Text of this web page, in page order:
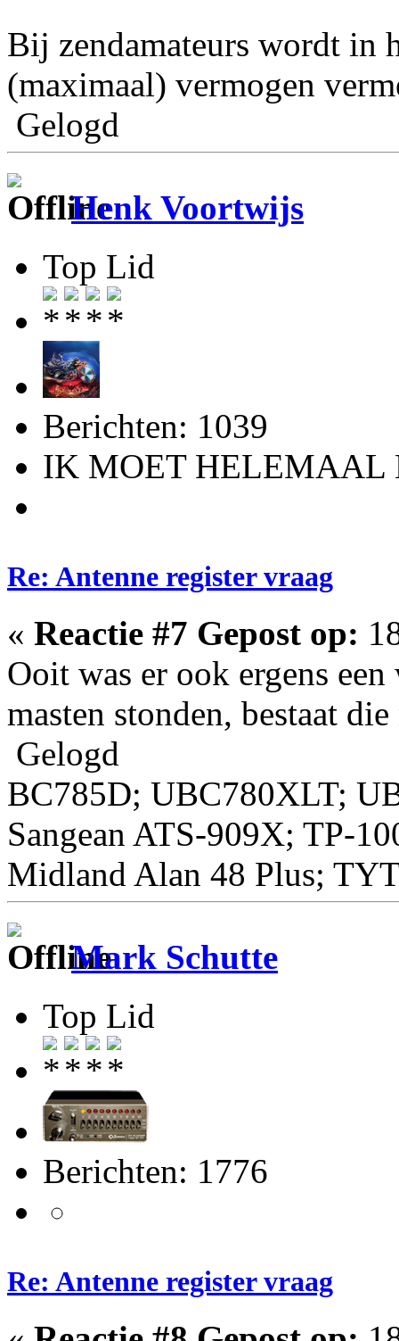
Bij zendamateurs wordt in
(maximaal) vermogen
Gelogd
Henk Voortwijs
Top Lid
Berichten: 1039
IK MOET HELEMAAL
Re: Antenne register vraag
« Reactie #7 Gepost op:
Ooit was er ook ergens
masten stonden, bestaat
Gelogd
BC785D; UBC780XLT;
Sangean ATS-909X; TP-
Midland Alan 48 Plus;
Mark Schutte
Top Lid
Berichten: 1776
Re: Antenne register vraag